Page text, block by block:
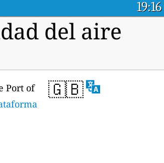
19:16
del aire
🇬🇧
Port of